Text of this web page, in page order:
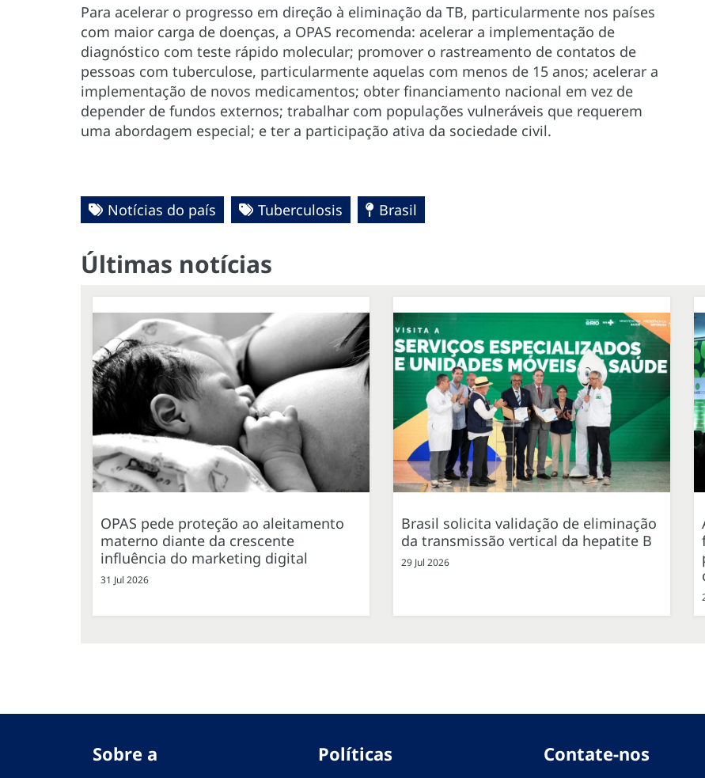
Para acelerar o progresso em direção à eliminação da TB, particularmente nos países
com maior carga de doenças, a OPAS recomenda: acelerar a implementação de
diagnóstico com teste rápido molecular; promover o rastreamento de contatos de
pessoas com tuberculose, particularmente aquelas com menos de 15 anos; acelerar a
implementação de novos medicamentos; obter financiamento nacional em vez de
depender de fundos externos; trabalhar com populações vulneráveis que requerem
uma abordagem especial; e ter a participação ativa da sociedade civil.
Notícias do país Tuberculosis Brasil
Últimas notícias
OPAS pede proteção ao aleitamento
materno diante da crescente
influência do marketing digital
31 Jul 2026
Brasil solicita validação de eliminação
da transmissão vertical da hepatite B
29 Jul 2026
Sobre a Políticas Contate-nos